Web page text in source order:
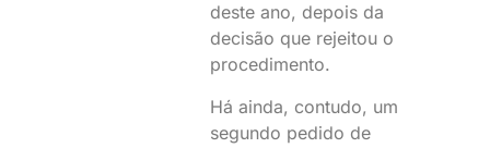
deste ano, depois da
decisão que rejeitou o
procedimento.
Há ainda, contudo, um
segundo pedido de